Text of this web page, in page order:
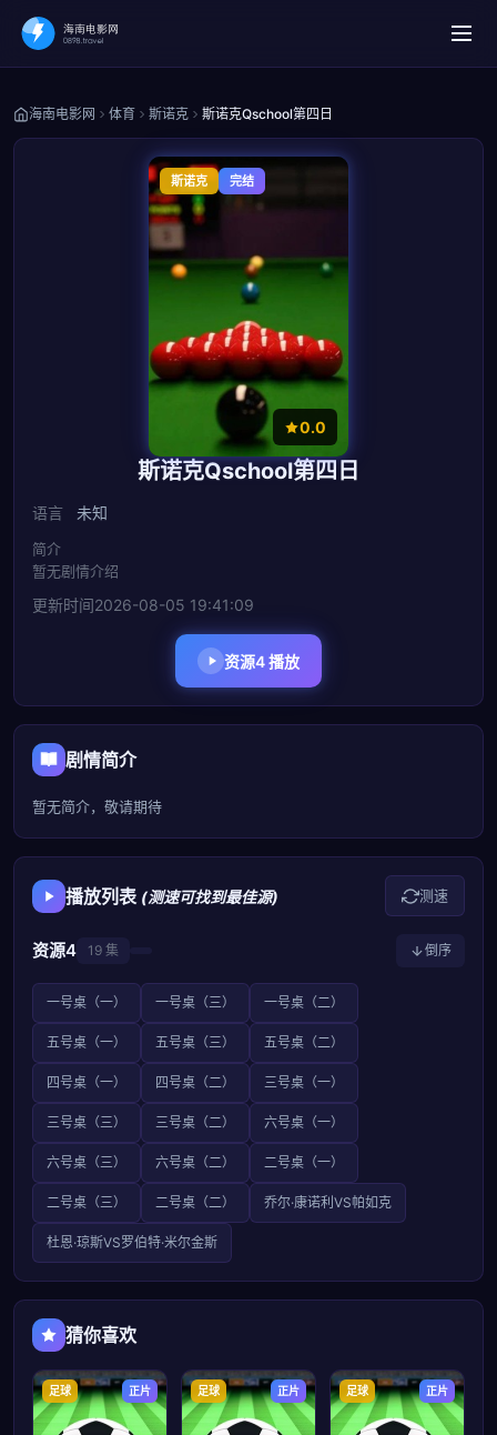
海南电影网 体育 斯诺克 斯诺克Qschool第四日
斯诺克 完结
0.0
斯诺克Qschool第四日
语言 未知
简介
暂无剧情介绍
更新时间2026-08-05 19:41:09
资源4 播放
剧情简介
暂无简介，敬请期待
播放列表 (测速可找到最佳源) 测速
资源4 19 集 倒序
一号桌（一） 一号桌（三） 一号桌（二）
五号桌（一） 五号桌（三） 五号桌（二）
四号桌（一） 四号桌（二） 三号桌（一）
三号桌（三） 三号桌（二） 六号桌（一）
六号桌（三） 六号桌（二） 二号桌（一）
二号桌（三） 二号桌（二） 乔尔·康诺利VS帕如克
杜恩·琼斯VS罗伯特·米尔金斯
猜你喜欢
足球 正片 足球 正片 足球 正片